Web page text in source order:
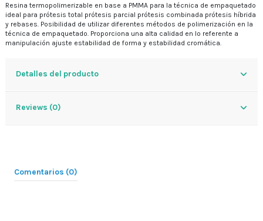
Resina termopolimerizable en base a PMMA para la técnica de empaquetado
ideal para prótesis total prótesis parcial prótesis combinada prótesis híbrida
y rebases. Posibilidad de utilizar diferentes métodos de polimerización en la
técnica de empaquetado. Proporciona una alta calidad en lo referente a
manipulación ajuste estabilidad de forma y estabilidad cromática.
Detalles del producto
Reviews (0)
Comentarios (0)